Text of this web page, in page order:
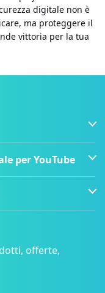
digitale non è
ma proteggere il
vittoria per la tua
per YouTube
offerte,